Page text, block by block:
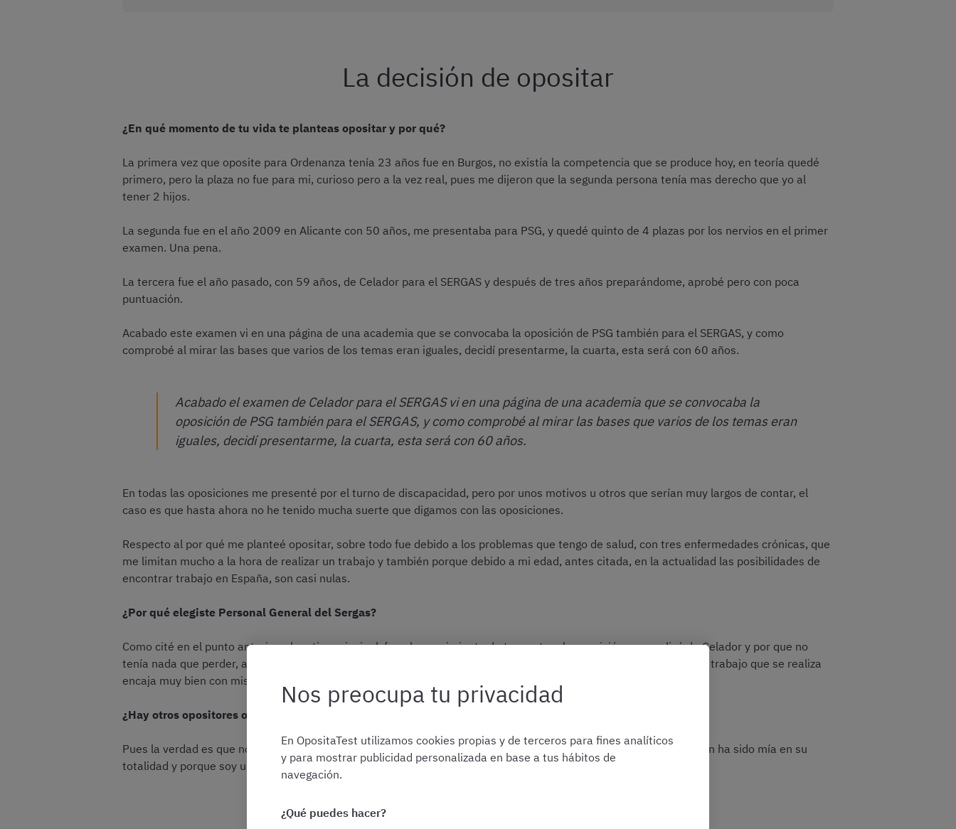
La decisión de opositar
¿En qué momento de tu vida te planteas opositar y por qué?
La primera vez que oposite para Ordenanza tenía 23 años fue en Burgos, no existía la competencia que se produce hoy, en teoría quedé
primero, pero la plaza no fue para mi, curioso pero a la vez real, pues me dijeron que la segunda persona tenía mas derecho que yo al
tener 2 hijos.
La segunda fue en el año 2009 en Alicante con 50 años, me presentaba para PSG, y quedé quinto de 4 plazas por los nervios en el primer
examen. Una pena.
La tercera fue el año pasado, con 59 años, de Celador para el SERGAS y después de tres años preparándome, aprobé pero con poca
puntuación.
Acabado este examen vi en una página de una academia que se convocaba la oposición de PSG también para el SERGAS, y como
comprobé al mirar las bases que varios de los temas eran iguales, decidí presentarme, la cuarta, esta será con 60 años.
Acabado el examen de Celador para el SERGAS vi en una página de una academia que se convocaba la
oposición de PSG también para el SERGAS, y como comprobé al mirar las bases que varios de los temas eran
iguales, decidí presentarme, la cuarta, esta será con 60 años.
En todas las oposiciones me presenté por el turno de discapacidad, pero por unos motivos u otros que serían muy largos de contar, el
caso es que hasta ahora no he tenido mucha suerte que digamos con las oposiciones.
Respecto al por qué me planteé opositar, sobre todo fue debido a los problemas que tengo de salud, con tres enfermedades crónicas, que
me limitan mucho a la hora de realizar un trabajo y también porque debido a mi edad, antes citada, en la actualidad las posibilidades de
encontrar trabajo en España, son casi nulas.
¿Por qué elegiste Personal General del Sergas?
Como cité en el punto anterior, el motivo principal, fue el conocimiento de temas tras la oposición que realicé de Celador y por que no
tenía nada que perder, aparte de que puede ser mi última oportunidad por el tema de la edad, y además el tipo de trabajo que se realiza
encaja muy bien con mis conocimientos.
¿Hay otros opositores o exopositores en tu entorno que te hayan motivado a tomar esta decisión?
Pues la verdad es que no, pues vivo en un pueblo pequeño de A Coruña, y la decisión de presentarme a la oposición ha sido mía en su
totalidad y porque soy una persona que difícilmente se rinde, por dura que sea la situación.
Nos preocupa tu privacidad
En OpositaTest utilizamos cookies propias y de terceros para fines analíticos
y para mostrar publicidad personalizada en base a tus hábitos de
navegación.
¿Qué puedes hacer?